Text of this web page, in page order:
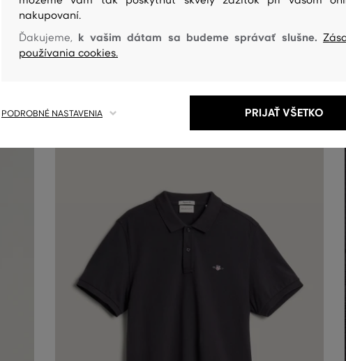
ŽEHLENIE ČISTENIE
nakupovaní.
Ďakujeme, k vašim dátam sa budeme správať slušne.
používania cookies.
PODROBNÉ NASTAVENIA PRIJAŤ VŠETKO